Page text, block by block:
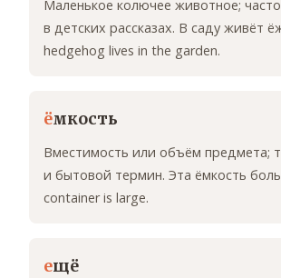
Маленькое колючее животное;
в детских рассказах. В саду живёт
hedgehog lives in the garden.
ёмкость
Вместимость или объём предмета;
и бытовой термин. Эта ёмкость
container is large.
ещё